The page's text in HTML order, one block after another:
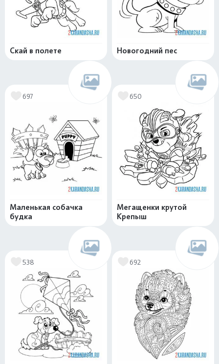
Скай в полете Новогодний пес
697
Маленькая собачка
будка
650
Мегащенки крутой
Крепыш
538 692